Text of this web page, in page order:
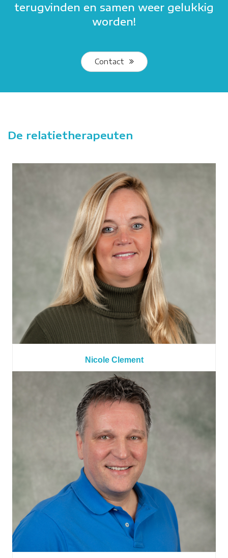
terugvinden en samen weer gelukkig
worden!
Contact
De relatietherapeuten
Nicole Clement